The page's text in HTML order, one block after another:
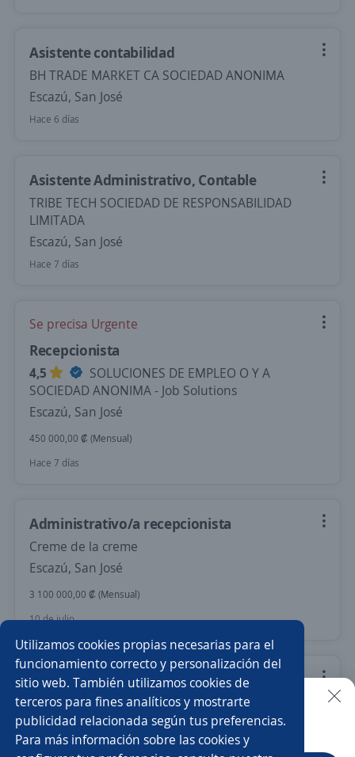
Utilizamos cookies propias necesarias para el
funcionamiento correcto y personalización del
sitio web. También utilizamos cookies de
terceros para fines analíticos y mostrarte
publicidad relacionada según tus preferencias.
Para más información sobre las cookies y
Asistente contabilidad
BH TRADE MARKET CA SOCIEDAD ANONIMA
Escazú, San José
Hace 6 días
Asistente Administrativo, Contable
TRIBE TECH SOCIEDAD DE RESPONSABILIDAD
LIMITADA
Escazú, San José
Hace 7 días
Se precisa Urgente
Recepcionista
4,5
SOLUCIONES DE EMPLEO O Y A
SOCIEDAD ANONIMA - Job Solutions
Escazú, San José
450 000,00 ₡ (Mensual)
Hace 7 días
Administrativo/a recepcionista
Creme de la creme
Escazú, San José
3 100 000,00 ₡ (Mensual)
10 de julio
Encargado(a) de Licitaciones
3,8
Prosisa
Heredia, HerediaBuscar es más fácil en la app